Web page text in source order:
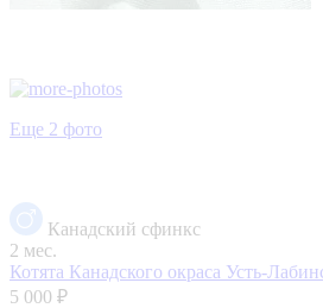
Еще 2 фото
Канадский сфинкс
2 мес.
Котята Канадского окраса Усть-
5 000 ₽